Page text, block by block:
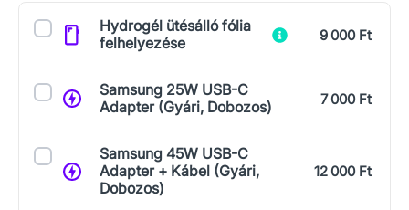
KiegészítőkHydrogél ütésálló fólia
felhelyezése
9 000 Ft
Samsung 25W USB-C
Adapter (Gyári, Dobozos)
7 000 Ft
Samsung 45W USB-C
Adapter + Kábel (Gyári,
Dobozos)
12 000 Ft